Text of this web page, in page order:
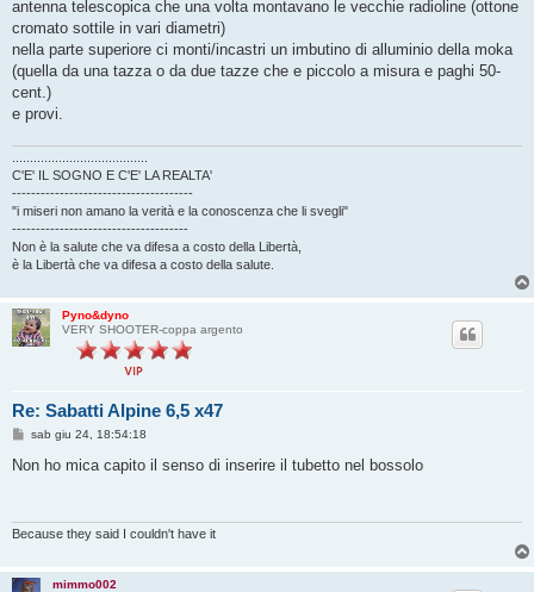
antenna telescopica che una volta montavano le vecchie radioline (ottone
cromato sottile in vari diametri)
nella parte superiore ci monti/incastri un imbutino di alluminio della moka
(quella da una tazza o da due tazze che e piccolo a misura e paghi 50-
cent.)
e provi.
C'E' IL SOGNO E C'E' LA REALTA'
--------------------------------------
"i miseri non amano la verità e la conoscenza che li svegli"
-------------------------------------
Non è la salute che va difesa a costo della Libertà,
è la Libertà che va difesa a costo della salute.
Pyno&dyno
VERY SHOOTER-coppa argento
Re: Sabatti Alpine 6,5 x47
M
s
i
sab giu 24, 18:54:18
Non ho mica capito il senso di inserire il tubetto nel bossolo
Because they said I couldn't have it
mimmo002